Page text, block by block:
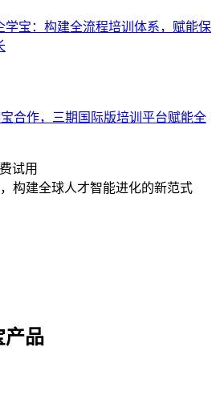
学宝：构建全流程培训体系，赋能保
合作，三期国际版培训平台赋能全
试用
构建全球人才智能进化的新范式
产品